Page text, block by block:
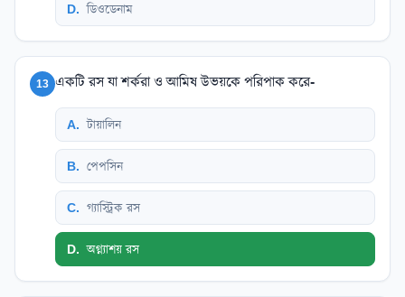
D. ডিওডেনাম
13 একটি রস যা শর্করা ও আমিষ উভয়কে পরিপাক করে-
A. টায়ালিন
B. পেপসিন
C. গ্যাস্ট্রিক রস
D. অগ্ন্যাশয় রস